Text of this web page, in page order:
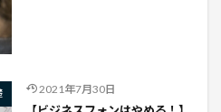
2021年7月30日